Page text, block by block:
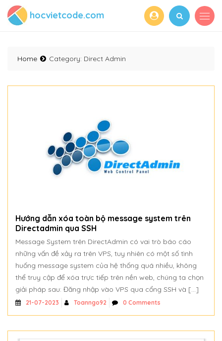
hocvietcode.com
Home Category: Direct Admin
Hướng dẫn xóa toàn bộ message system trên
Directadmin qua SSH
Message System trên DirectAdmin có vai trò báo cáo
những vấn đề xảy ra trên VPS, tuy nhiên có một số tình
huống message system của hệ thống quá nhiều, không
thể truy cập để xóa trực tiếp trên nền web, chúng ta chọn
giải pháp sau: Đăng nhập vào VPS qua cổng SSH và […]
21-07-2023 Toanngo92 0 Comments